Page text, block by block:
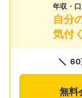
年収・
自分
気付
60
無料